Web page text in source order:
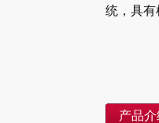
统，具有
产品介